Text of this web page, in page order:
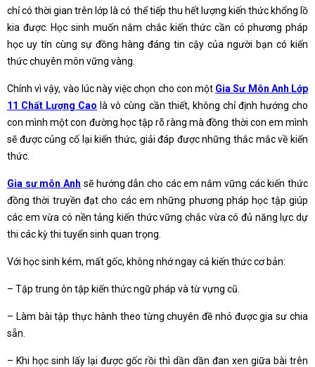
chỉ có thời gian trên lớp là có thể tiếp thu hết lượng kiến thức khổng lồ
kia được. Học sinh muốn nắm chắc kiến thức cần có phương pháp
học uy tín cùng sự đồng hàng đáng tin cậy của người bạn có kiến
thức chuyên môn vững vàng.
Chính vì vậy, vào lúc này việc chọn cho con một Gia Sư Môn Anh Lớp
11 Chất Lượng Cao là vô cùng cần thiết, không chỉ định hướng cho
con mình một con đường học tập rõ ràng mà đồng thời con em mình
sẽ được củng cố lại kiến thức, giải đáp được những thắc mắc về kiến
thức.
Gia sư môn Anh sẽ hướng dẫn cho các em nắm vững các kiến thức
đồng thời truyền đạt cho các em những phương pháp học tập giúp
các em vừa có nền tảng kiến thức vững chắc vừa có đủ năng lực dự
thi các kỳ thi tuyển sinh quan trọng.
Với học sinh kém, mất gốc, không nhớ ngay cả kiến thức cơ bản:
– Tập trung ôn tập kiến thức ngữ pháp và từ vựng cũ.
– Làm bài tập thực hành theo từng chuyên đề nhỏ được gia sư chia
sẵn.
– Khi học sinh lấy lại được gốc rồi thì dần dần đan xen giữa bài trên